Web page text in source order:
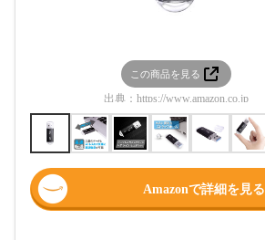
この商品を見る
出典： https://www.amazon.co.jp
Amazonで詳細を見る